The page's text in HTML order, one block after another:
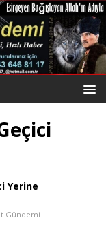
Yerine
Gündemi